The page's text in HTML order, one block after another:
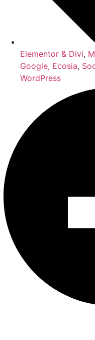
Elementor & Divi,
Google, Ecosia,
WordPress